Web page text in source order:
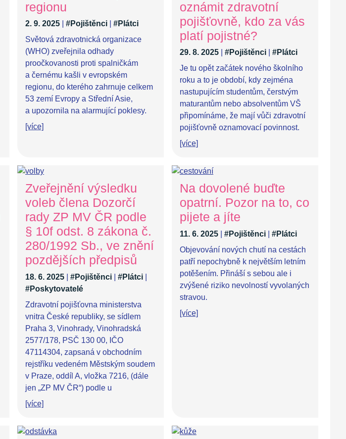
regionu
2. 9. 2025 #Pojištěnci
#Plátci
Světová zdravotnická organizace
(WHO) zveřejnila odhady
proočkovanosti proti spalničkám
a černému kašli v evropském
regionu, do kterého zahrnuje celkem
53 zemí Evropy a Střední Asie,
a upozornila na alarmující poklesy.
[více]
oznámit zdravotní
pojišťovně, kdo za vás
platí pojistné?
29. 8. 2025 #Pojištěnci
#Plátci
Je tu opět začátek nového školního
roku a to je období, kdy zejména
nastupujícím studentům, čerstvým
maturantům nebo absolventům VŠ
připomínáme, že mají vůči zdravotní
pojišťovně oznamovací povinnost.
[více]
Zveřejnění výsledku
voleb člena Dozorčí
rady ZP MV ČR podle
§ 10f odst. 8 zákona č.
280/1992 Sb., ve znění
pozdějších předpisů
18. 6. 2025 #Pojištěnci #Plátci
#Poskytovatelé
Zdravotní pojišťovna ministerstva
vnitra České republiky, se sídlem
Praha 3, Vinohrady, Vinohradská
2577/178, PSČ 130 00, IČO
47114304, zapsaná v obchodním
rejstříku vedeném Městským soudem
v Praze, oddíl A, vložka 7216, (dále
jen „ZP MV ČR“) podle u
[více]
Na dovolené buďte
opatrní. Pozor na to, co
pijete a jíte
11. 6. 2025 #Pojištěnci
#Plátci
Objevování nových chutí na cestách
patří nepochybně k největším letním
potěšením. Přináší s sebou ale i
zvýšené riziko nevolností vyvolaných
stravou.
[více]